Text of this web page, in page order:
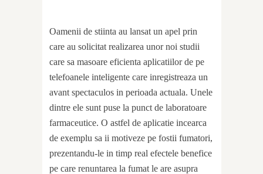
Oamenii de stiinta au lansat un apel prin
care au solicitat realizarea unor noi studii
care sa masoare eficienta aplicatiilor de pe
telefoanele inteligente care inregistreaza un
avant spectaculos in perioada actuala. Unele
dintre ele sunt puse la punct de laboratoare
farmaceutice. O astfel de aplicatie incearca
de exemplu sa ii motiveze pe fostii fumatori,
prezentandu-le in timp real efectele benefice
pe care renuntarea la fumat le are asupra